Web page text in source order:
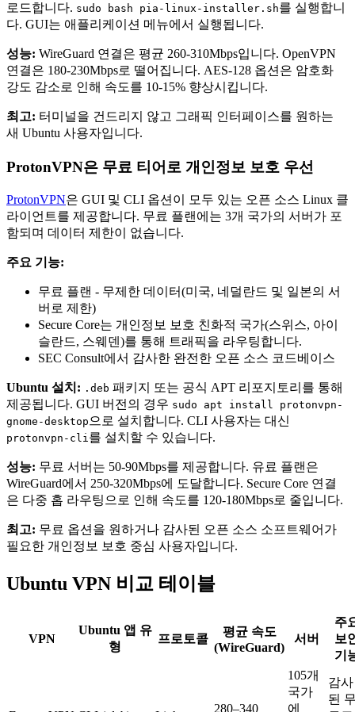
로드합니다. sudo bash pia-linux-installer.sh를 실행합니
다. GUI는 애플리케이션 메뉴에서 실행됩니다.
성능: WireGuard 연결은 평균 260-310Mbps입니다. OpenVPN
연결은 180-230Mbps로 떨어집니다. AES-128 옵션은 암호화
강도 감소로 인해 속도를 10-15% 향상시킵니다.
최고: 터미널을 건드리지 않고 그래픽 인터페이스를 원하는
새 Ubuntu 사용자입니다.
ProtonVPN은 무료 티어로 개인정보 보호 우선
ProtonVPN은 GUI 및 CLI 옵션이 모두 있는 오픈 소스 Linux 클
라이언트를 제공합니다. 무료 플랜에는 3개 국가의 서버가 포
함되며 데이터 제한이 없습니다.
주요 기능:
무료 플랜 - 무제한 데이터(미국, 네덜란드 및 일본의 서
버로 제한)
Secure Core는 개인정보 보호 친화적 국가(스위스, 아이
슬란드, 스웨덴)를 통해 트래픽을 라우팅합니다.
SEC Consult에서 감사한 완전한 오픈 소스 코드베이스
Ubuntu 설치: .deb 패키지 또는 공식 APT 리포지토리를 통해
제공됩니다. GUI 버전의 경우 sudo apt install protonvpn-
gnome-desktop으로 설치합니다. CLI 사용자는 대신
protonvpn-cli를 설치할 수 있습니다.
성능: 무료 서버는 50-90Mbps를 제공합니다. 유료 플랜은
WireGuard에서 250-320Mbps에 도달합니다. Secure Core 연결
은 다중 홉 라우팅으로 인해 속도를 120-180Mbps로 줄입니다.
최고: 무료 옵션을 원하거나 감사된 오픈 소스 소프트웨어가
필요한 개인정보 보호 중심 사용자입니다.
Ubuntu VPN 비교 테이블
VPN
Ubuntu 앱 유
형
프로토콜
평균 속도
(WireGuard)
서버
주
보
기
280–340
105개
국가
에
감사
된